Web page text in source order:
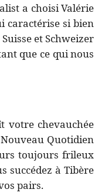
a choisi Valérie
caractérise si bien
et Schweizer
que ce qui nous
votre chevauchée
Quotidien
toujours frileux
succédez à Tibère
pairs.